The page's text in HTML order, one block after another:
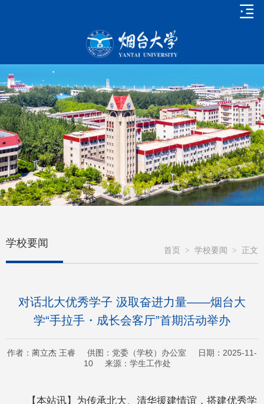
学校要闻
首页 > 学校要闻 > 正文
对话北大优秀学子 汲取奋进力量——烟台大
学“手拉手・成长会客厅”首期活动举办
作者：蔺立杰 王睿 供图：党委（学校）办公室 日期：2025-11-
10 来源：学生工作处
【本站讯】为传承北大、清华援建情谊，搭建优秀学